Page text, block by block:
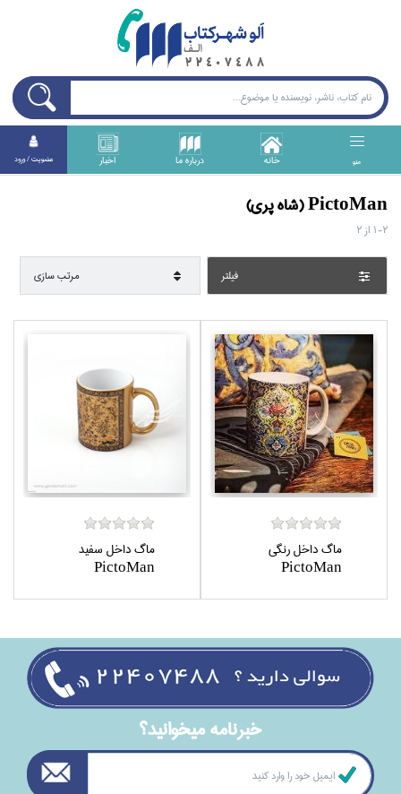
منو خانه درباره ما اخبار عضويت / ورود
PictoMan (شاه پري)
1-2 از2
فيلتر مرتب سازي
ماگ داخل رنگي
PictoMan
ماگ داخل سفيد
PictoMan
خبرنامه ميخوانيد؟